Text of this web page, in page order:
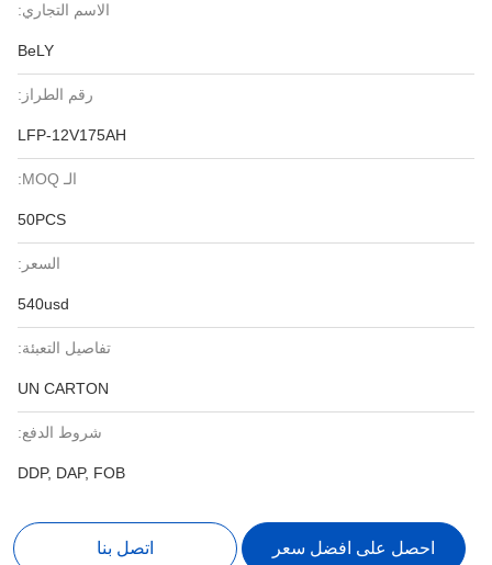
الاسم التجاري:
BeLY
رقم الطراز:
LFP-12V175AH
الـ MOQ:
50PCS
السعر:
540usd
تفاصيل التعبئة:
UN CARTON
شروط الدفع:
DDP, DAP, FOB
احصل على افضل سعر اتصل بنا